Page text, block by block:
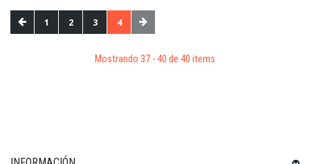
1 2 3 4
Mostrando 37 - 40 de 40 items